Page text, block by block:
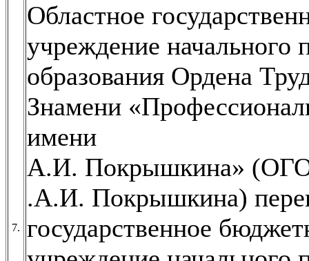
7.
Областное
учреждение начального
образования Ордена
Знамени
имени
А.И. Покрышкина»
.А.И. Покрышкина)
государственное